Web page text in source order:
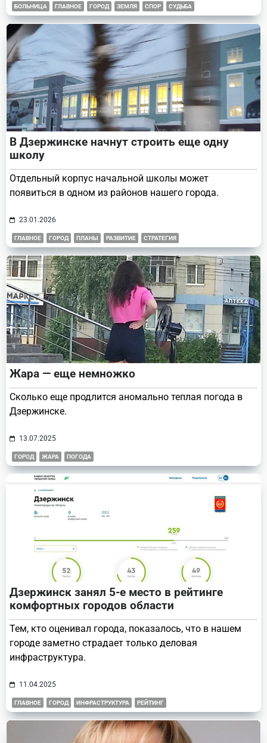
БОЛЬНИЦА ГЛАВНОЕ ГОРОД ЗЕМЛЯ СПОР СУДЬБА
В Дзержинске начнут строить еще одну
школу
Отдельный корпус начальной школы может
появиться в одном из районов нашего города.
23.01.2026
ГЛАВНОЕ ГОРОД ПЛАНЫ РАЗВИТИЕ СТРАТЕГИЯ
Жара — еще немножко
Сколько еще продлится аномально теплая погода в
Дзержинске.
13.07.2025
ГОРОД ЖАРА ПОГОДА
Дзержинск занял 5-е место в рейтинге
комфортных городов области
Тем, кто оценивал города, показалось, что в нашем
городе заметно страдает только деловая
инфраструктура.
11.04.2025
ГЛАВНОЕ ГОРОД ИНФРАСТРУКТУРА РЕЙТИНГ